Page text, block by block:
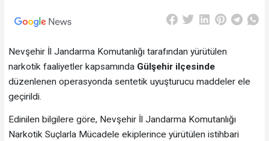
Nevşehir İl Jandarma Komutanlığı tarafından yürütülen
narkotik faaliyetler kapsamında Gülşehir ilçesinde
düzenlenen operasyonda sentetik uyuşturucu maddeler ele
geçirildi.
Edinilen bilgilere göre, Nevşehir İl Jandarma Komutanlığı
Narkotik Suçlarla Mücadele ekiplerince yürütülen istihbari